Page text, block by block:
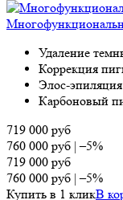
Удаление
Коррекция
Элос-эпиляция
Карбоновый
719 000 руб
760 000 руб |–5%
719 000 руб
760 000 руб |–5%
Купить в 1 кликВ